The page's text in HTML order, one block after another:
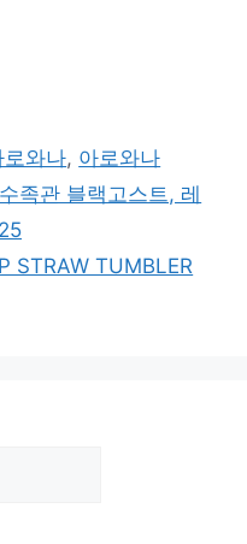
로와나, 아로와나
족관 블랙고스트, 레
STRAW TUMBLER